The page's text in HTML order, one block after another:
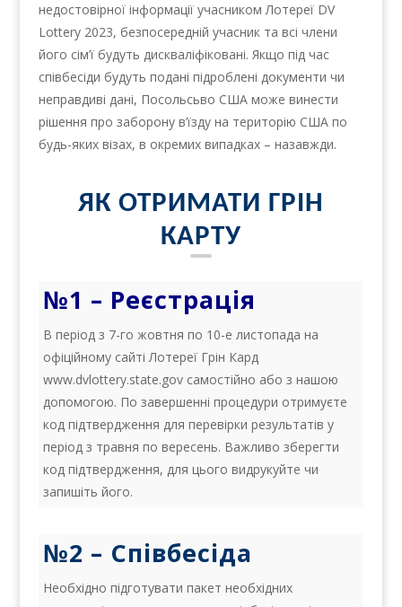
недостовірної інформації учасником Лотереї DV
Lottery 2023, безпосередній учасник та всі члени
його сім’ї будуть дискваліфіковані. Якщо під час
співбесіди будуть подані підроблені документи чи
неправдиві дані, Посольсьво США може винести
рішення про заборону в’їзду на територію США по
будь-яких візах, в окремих випадках – назавжди.
ЯК ОТРИМАТИ ГРІН
КАРТУ
№1 – Реєстрація
В період з 7-го жовтня по 10-е листопада на
офіційному сайті Лотереї Грін Кард
www.dvlottery.state.gov самостійно або з нашою
допомогою. По завершенні процедури отримуєте
код підтвердження для перевірки результатів у
період з травня по вересень. Важливо зберегти
код підтвердження, для цього видрукуйте чи
запишіть його.
№2 – Співбесіда
Необхідно підготувати пакет необхідних